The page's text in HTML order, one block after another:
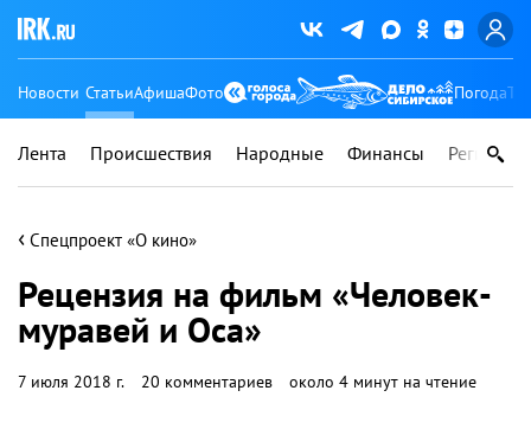
Новости СтатьиАфишаФото Погода
Лента Происшествия Народные Финансы Регионы
‹ Спецпроект «О кино»
Рецензия на фильм «Человек-
муравей и Оса»
7 июля 2018 г. 20 комментариев около 4 минут на чтение